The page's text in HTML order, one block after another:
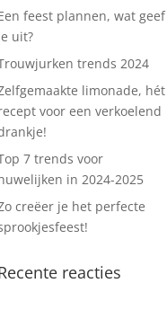
feest plannen, wat geef
uit?
trends 2024
limonade, hét
voor een verkoelend
7 trends voor
in 2024-2025
creëer je het perfecte
reacties